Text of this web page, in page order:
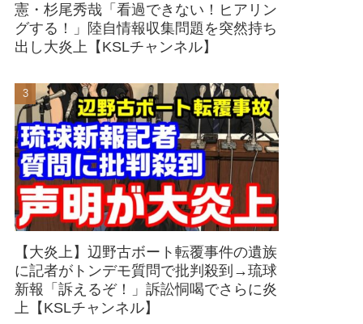
憲・杉尾秀哉「看過できない！ヒアリン
グする！」陸自情報収集問題を突然持ち
出し大炎上【KSLチャンネル】
【大炎上】辺野古ボート転覆事件の遺族
に記者がトンデモ質問で批判殺到→琉球
新報「訴えるぞ！」訴訟恫喝でさらに炎
上【KSLチャンネル】